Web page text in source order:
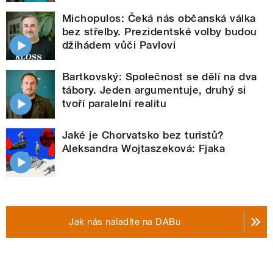
Michopulos: Čeká nás občanská válka
bez střelby. Prezidentské volby budou
džihádem vůči Pavlovi
Bartkovský: Společnost se dělí na dva
tábory. Jeden argumentuje, druhý si
tvoří paralelní realitu
Jaké je Chorvatsko bez turistů?
Aleksandra Wojtaszeková: Fjaka
Jak nás naladíte na DABu